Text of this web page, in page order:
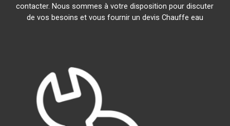
contacter. Nous sommes à votre disposition pour discuter
de vos besoins et vous fournir un devis Chauffe eau